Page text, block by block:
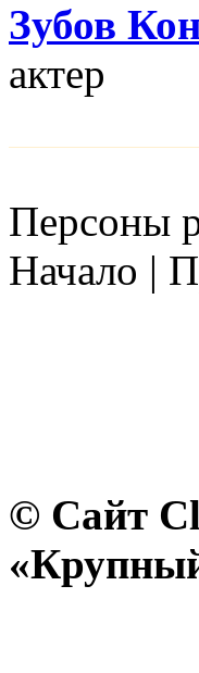
Зубов
актер
Персоны
Начало |
© Сайт